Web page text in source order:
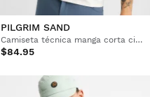
PILGRIM SAND
Camiseta técnica manga corta cicloturismo hombre
$84.95